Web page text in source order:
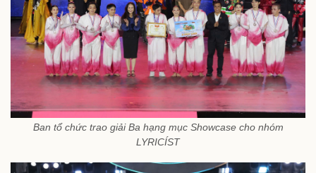
Ban tổ chức trao giải Ba hạng mục Showcase cho nhóm
LYRICÍST